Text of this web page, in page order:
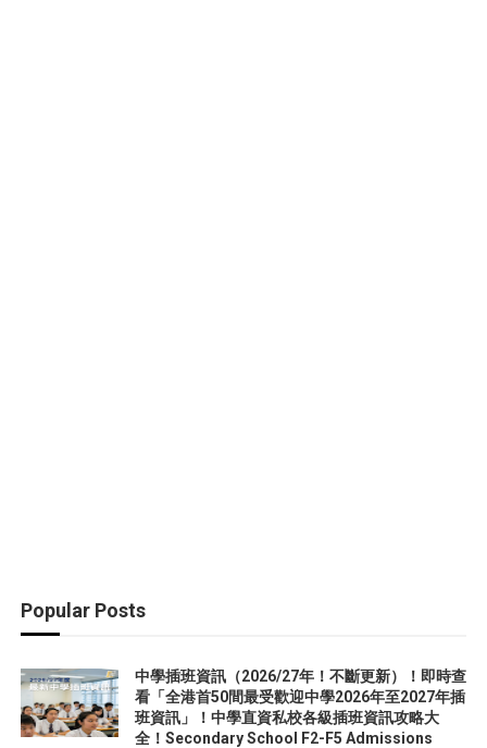
Popular Posts
中學插班資訊（2026/27年！不斷更新）！即時查
看「全港首50間最受歡迎中學2026年至2027年插
班資訊」！中學直資私校各級插班資訊攻略大
全！Secondary School F2-F5 Admissions